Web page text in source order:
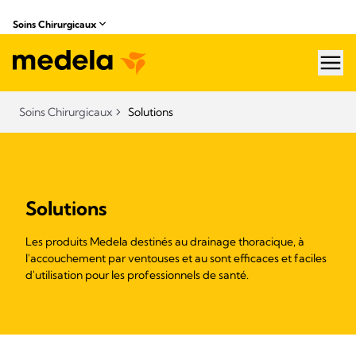
Soins Chirurgicaux
Soins Chirurgicaux Solutions
Solutions
Les produits Medela destinés au drainage thoracique, à
l'accouchement par ventouses et au sont efficaces et faciles
d'utilisation pour les professionnels de santé.